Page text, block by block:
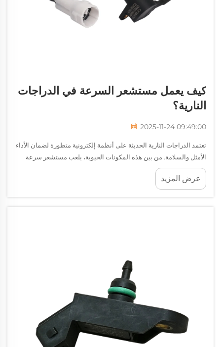
كيف يعمل مستشعر السرعة في الدراجات
النارية؟
2025-11-24 09:49:00
تعتمد الدراجات النارية الحديثة على أنظمة إلكترونية متطورة لضمان الأداء
الأمثل والسلامة. من بين هذه المكونات الحيوية، يلعب مستشعر سرعة
الدراجة النارية دورًا مهمًا في مراقبة دوران العجلة وتوفير بيانات أساسية
لأنظمة متعددة...
عرض المزيد